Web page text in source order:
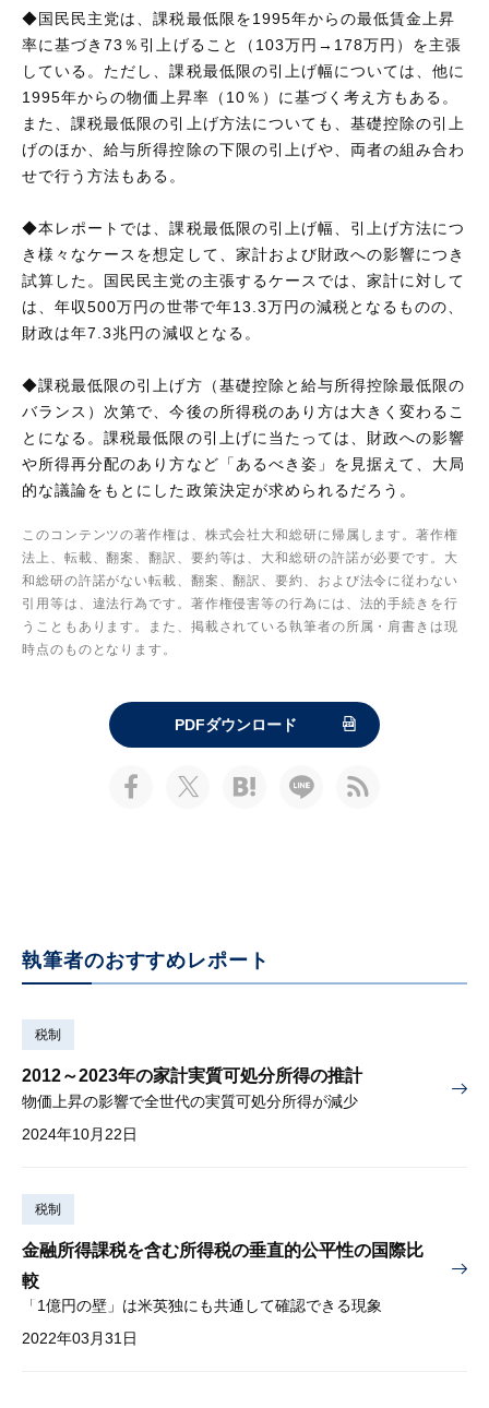
◆国民民主党は、課税最低限を1995年からの最低賃金上昇
率に基づき73％引上げること（103万円→178万円）を主張
している。ただし、課税最低限の引上げ幅については、他に
1995年からの物価上昇率（10％）に基づく考え方もある。
また、課税最低限の引上げ方法についても、基礎控除の引上
げのほか、給与所得控除の下限の引上げや、両者の組み合わ
せで行う方法もある。
◆本レポートでは、課税最低限の引上げ幅、引上げ方法につ
き様々なケースを想定して、家計および財政への影響につき
試算した。国民民主党の主張するケースでは、家計に対して
は、年収500万円の世帯で年13.3万円の減税となるものの、
財政は年7.3兆円の減収となる。
◆課税最低限の引上げ方（基礎控除と給与所得控除最低限の
バランス）次第で、今後の所得税のあり方は大きく変わるこ
とになる。課税最低限の引上げに当たっては、財政への影響
や所得再分配のあり方など「あるべき姿」を見据えて、大局
的な議論をもとにした政策決定が求められるだろう。
このコンテンツの著作権は、株式会社大和総研に帰属します。著作権
法上、転載、翻案、翻訳、要約等は、大和総研の許諾が必要です。大
和総研の許諾がない転載、翻案、翻訳、要約、および法令に従わない
引用等は、違法行為です。著作権侵害等の行為には、法的手続きを行
うこともあります。また、掲載されている執筆者の所属・肩書きは現
時点のものとなります。
PDFダウンロード
執筆者のおすすめレポート
税制
2012～2023年の家計実質可処分所得の推計
物価上昇の影響で全世代の実質可処分所得が減少
2024年10月22日
税制
金融所得課税を含む所得税の垂直的公平性の国際比
較
「1億円の壁」は米英独にも共通して確認できる現象
2022年03月31日